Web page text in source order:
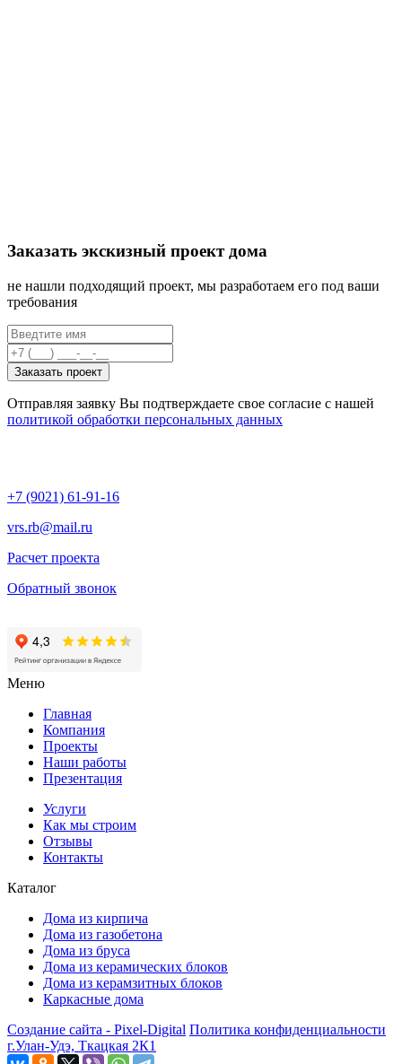
Заказать экскизный проект дома
не нашли подходящий проект, мы разработаем его под ваши
требования
Заказать проект
Отправляя заявку Вы подтверждаете свое согласие с нашей
политикой обработки персональных данных
+7 (9021) 61-91-16
vrs.rb@mail.ru
Расчет проекта
Обратный звонок
Меню
Главная
Компания
Проекты
Наши работы
Презентация
Услуги
Как мы строим
Отзывы
Контакты
Каталог
Дома из кирпича
Дома из газобетона
Дома из бруса
Дома из керамических блоков
Дома из керамзитных блоков
Каркасные дома
Создание сайта - Pixel-Digital Политика конфиденциальности
г.Улан-Удэ, Ткацкая 2К1